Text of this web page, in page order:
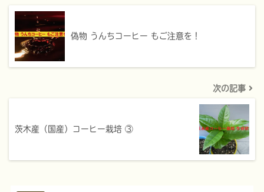
偽物 うんちコーヒー もご注意を！
次の記事
茨木産（国産）コーヒー栽培 ③